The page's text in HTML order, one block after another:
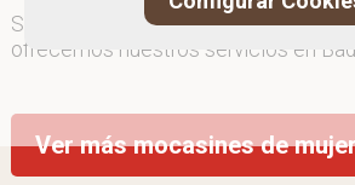
Somos especialistas en Mocasines
ofrecemos nuestros servicios en
Ver más mocasines de